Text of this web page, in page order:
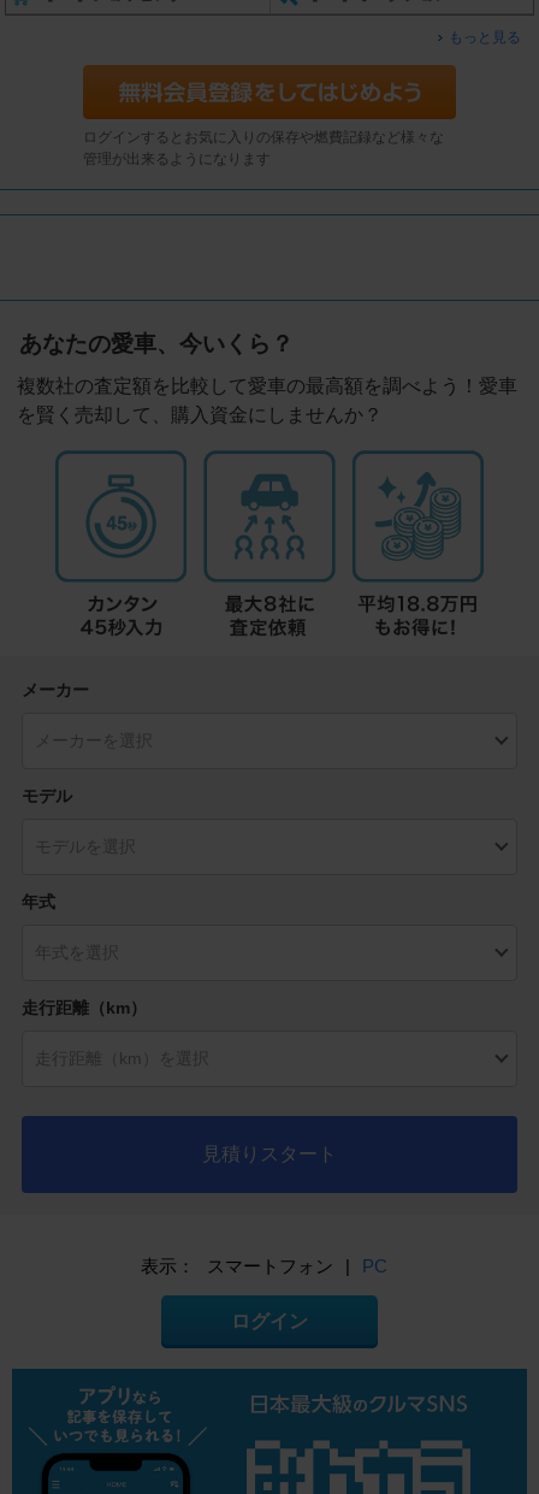
もっと見る
ログインするとお気に入りの保存や燃費記録など様々な
管理が出来るようになります
あなたの愛車、今いくら？
複数社の査定額を比較して愛車の最高額を調べよう！愛車
を賢く売却して、購入資金にしませんか？
メーカー
モデル
年式
走行距離（km）
見積りスタート
表示： スマートフォン | PC
ログイン